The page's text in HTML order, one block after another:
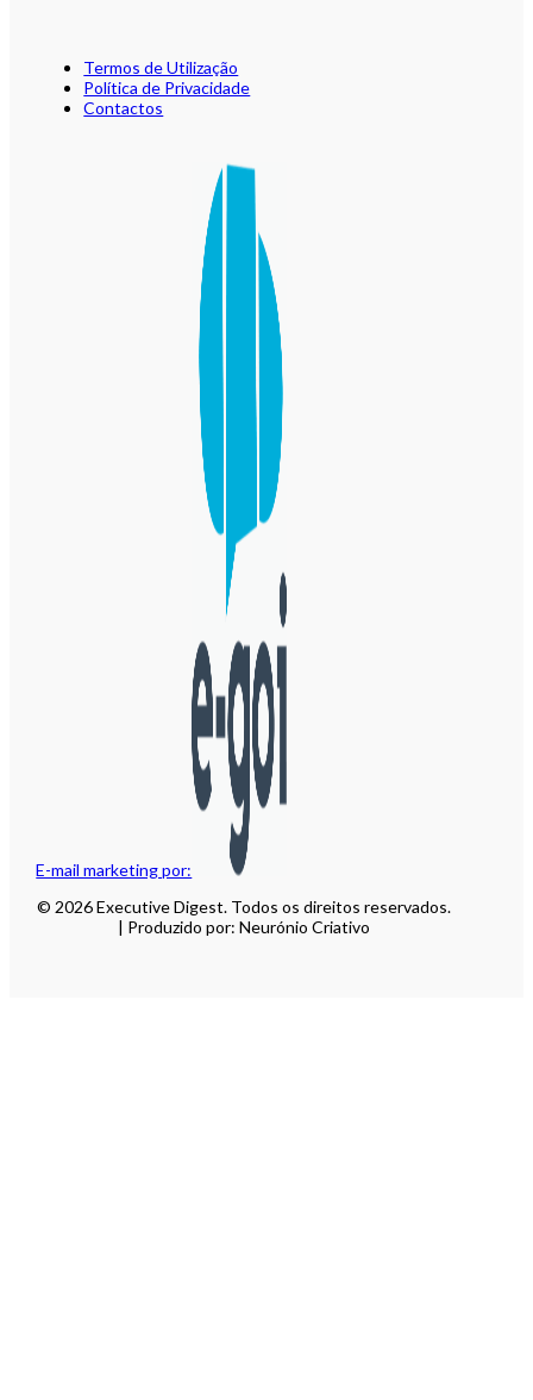
E-mail marketing por:
Termos de Utilização
Política de Privacidade
Contactos
© 2026 Executive Digest. Todos os direitos reservados.
| Produzido por: Neurónio Criativo